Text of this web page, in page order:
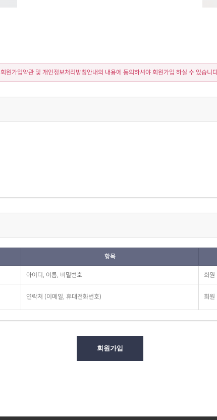
회원가입약관 및 개인정보처리방침안내의 내용에 동의하셔야 회원가입 하실 수 있습니
항목
아이디, 이름, 비밀번호 회원
연락처 (이메일, 휴대전화번호) 회원